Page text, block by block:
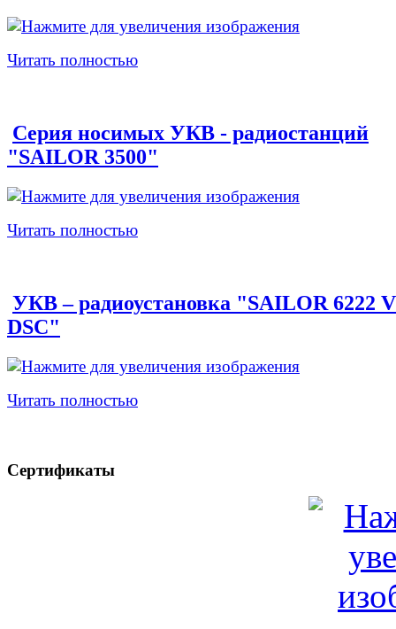
Читать полностью
Серия носимых УКВ - радиостанций
"SAILOR 3500"
Читать полностью
УКВ – радиоустановка "SAILOR 6222
DSC"
Читать полностью
Сертификаты